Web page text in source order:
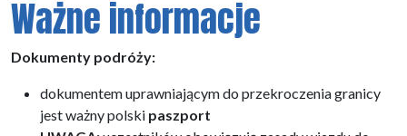
Ważne informacje
Dokumenty podróży:
dokumentem uprawniającym do przekroczenia granicy
jest ważny polski paszport